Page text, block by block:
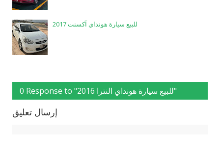
للبيع سيارة هونداي آكسنت 2017
0 Response to "للبيع سيارة هونداي النترا 2016"
إرسال تعليق